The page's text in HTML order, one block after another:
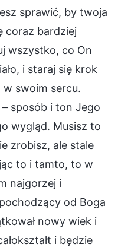
sprawić, by twoja
coraz bardziej
wszystko, co On
i staraj się krok
swoim sercu.
sposób i ton Jego
wygląd. Musisz to
zrobisz, ale stale
to i tamto, to w
najgorzej i
od Boga
nowy wiek i
i będzie